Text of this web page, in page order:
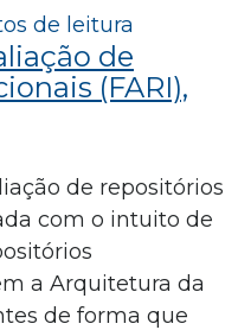
de leitura
de
(FARI),
de repositórios
com o intuito de
a Arquitetura da
de forma que